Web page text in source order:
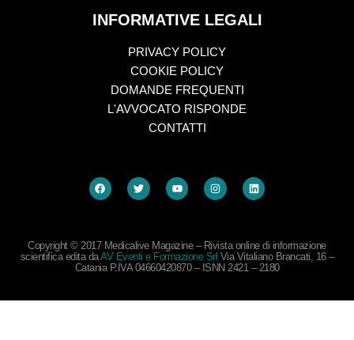
INFORMATIVE LEGALI
PRIVACY POLICY
COOKIE POLICY
DOMANDE FREQUENTI
L'AVVOCATO RISPONDE
CONTATTI
Copyright © 2017 Medicalive Magazine – Rivista online di informazione
scientifica edita daAV Eventi e Formazione Srl Via Vitaliano Brancati, 16 –
Catania P.IVA 04660420870 – ISNN 2421 – 2180